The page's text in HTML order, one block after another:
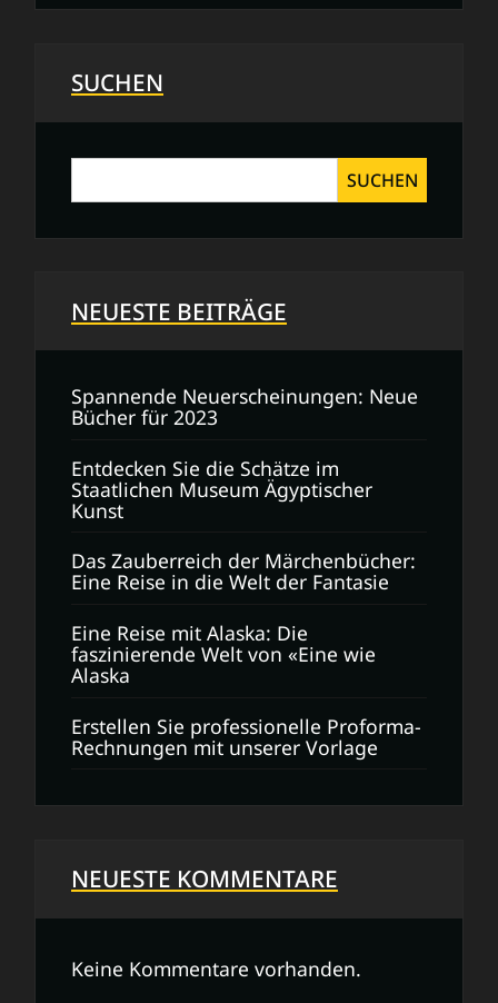
Anschreiben:
SUCHEN
SUCHEN
NEUESTE BEITRÄGE
Spannende Neuerscheinungen: Neue
Bücher für 2023
Entdecken Sie die Schätze im
Staatlichen Museum Ägyptischer
Kunst
Das Zauberreich der Märchenbücher:
Eine Reise in die Welt der Fantasie
Eine Reise mit Alaska: Die
faszinierende Welt von «Eine wie
Alaska
Erstellen Sie professionelle Proforma-
Rechnungen mit unserer Vorlage
NEUESTE KOMMENTARE
Keine Kommentare vorhanden.